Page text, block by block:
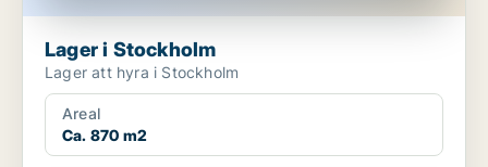
Lager i Stockholm
Lager att hyra i Stockholm
Areal
Ca. 870 m2